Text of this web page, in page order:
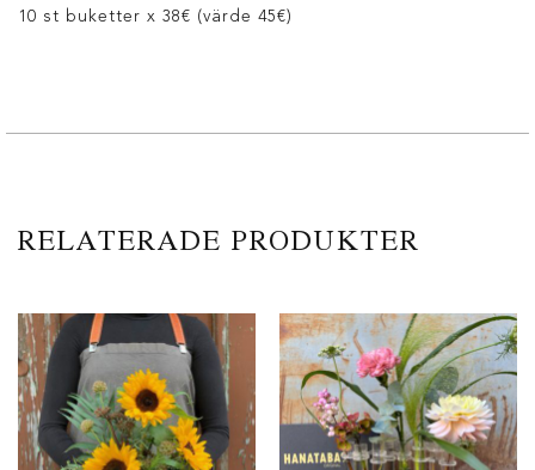
10 st buketter x 38€ (värde 45€)
RELATERADE PRODUKTER